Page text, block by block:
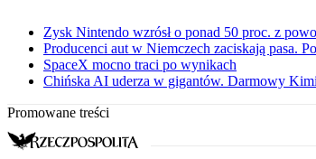
Zysk Nintendo wzrósł o ponad 50 proc. z
Producenci aut w Niemczech zaciskają pasa.
SpaceX mocno traci po wynikach
Chińska AI uderza w gigantów. Darmowy
Promowane treści